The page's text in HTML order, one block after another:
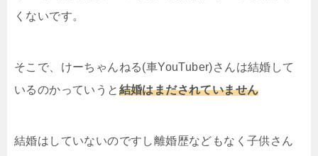
くないです。
そこで、けーちゃんねる(車YouTuber)さんは結婚して
いるのかっていうと 結婚はまだされていません
結婚はしていないのですし離婚歴などもなく子供さん